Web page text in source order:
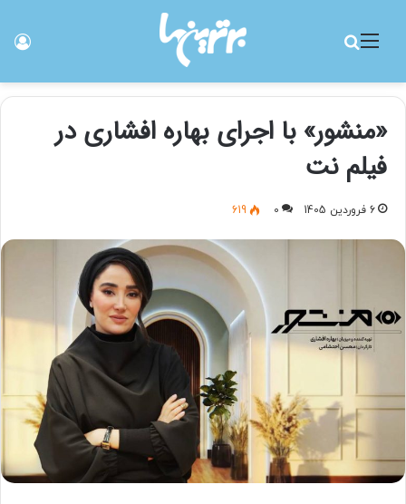
منو
«منشور» با اجرای بهاره افشاری در
فیلم نت
6 فروردین 1405 0
619